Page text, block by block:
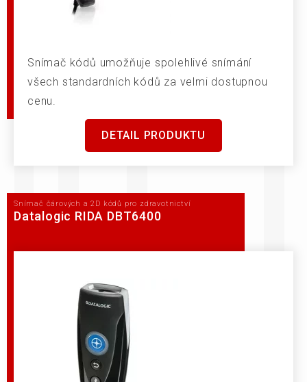
Snímač kódů umožňuje spolehlivé snímání
všech standardních kódů za velmi dostupnou
cenu.
DETAIL PRODUKTU
Snímač čárových a 2D kódů pro zdravotnictví
Datalogic RIDA DBT6400